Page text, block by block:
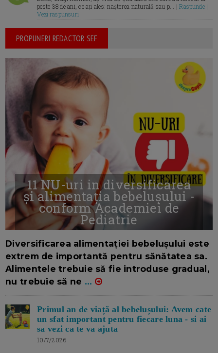
peste 38 de ani, ce ați ales: nașterea naturală sau p... |Raspunde |
Vezi raspunsuri
PROPUNERI REDACTOR SEF
11 NU-uri in diversificarea
și alimentația bebelușului -
conform Academiei de
Pediatrie
Diversificarea alimentației bebelușului este
extrem de importantă pentru sănătatea sa.
Alimentele trebuie să fie introduse gradual,
nu trebuie să ne ...
Primul an de viață al bebelușului: Avem cate
un sfat important pentru fiecare luna - si ai
sa vezi ca te va ajuta
10/7/2026